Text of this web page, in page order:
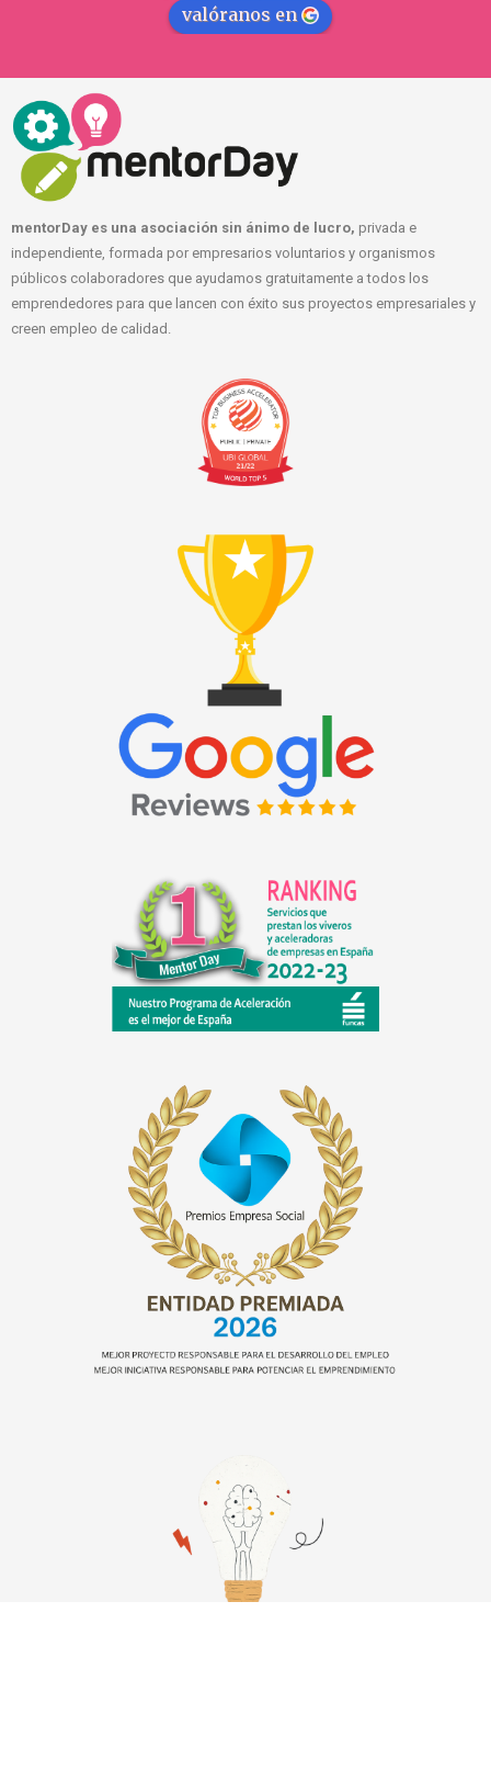
valóranos en
mentorDay es una asociación sin ánimo de lucro, privada e
independiente, formada por empresarios voluntarios y organismos
públicos colaboradores que ayudamos gratuitamente a todos los
emprendedores para que lancen con éxito sus proyectos empresariales y
creen empleo de calidad.